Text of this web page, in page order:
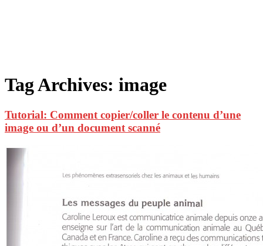
Tag Archives: image
Tutorial: Comment copier/coller le contenu d’une
image ou d’un document scanné